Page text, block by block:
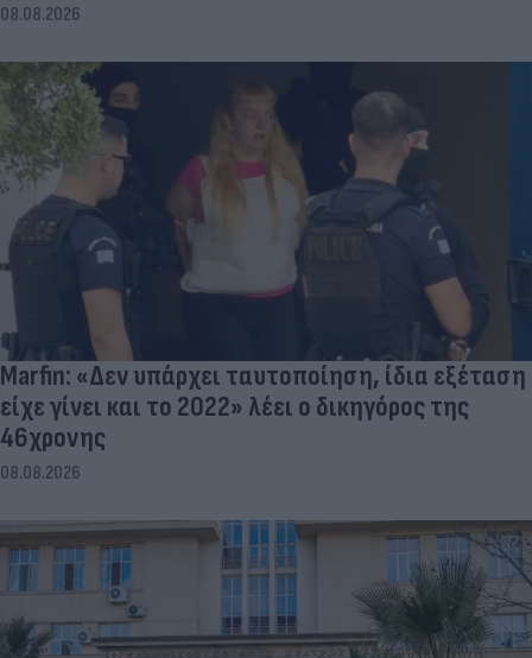
08.08.2026
Marfin: «Δεν υπάρχει ταυτοποίηση, ίδια εξέταση
είχε γίνει και το 2022» λέει ο δικηγόρος της
46χρονης
08.08.2026